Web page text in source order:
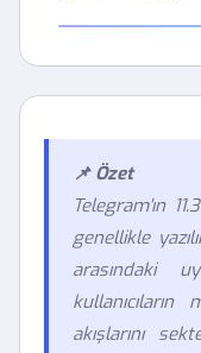
📌 Özet
Telegram'ın
genellikle
arasındaki
akışlarını